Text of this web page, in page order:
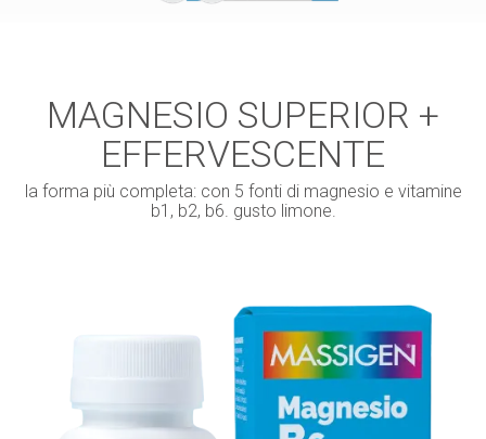
MAGNESIO SUPERIOR +
EFFERVESCENTE
la forma più completa: con 5 fonti di magnesio e vitamine
b1, b2, b6. gusto limone.